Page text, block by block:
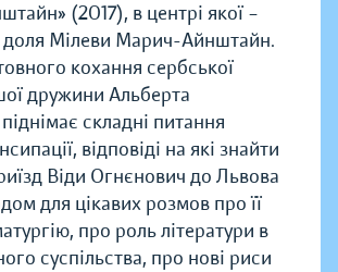
(2017), в центрі якої –
Мілеви Марич-Айнштайн.
кохання сербської
дружини Альберта
складні питання
відповіді на які знайти
Віди Огнєнович до Львова
для цікавих розмов про її
про роль літератури в
суспільства, про нові риси